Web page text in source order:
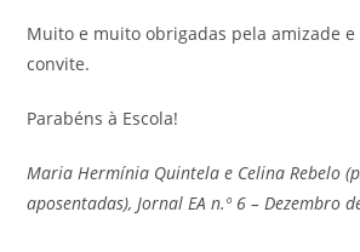
Muito e muito obrigadas pela amizade
convite.
Parabéns à Escola!
Maria Hermínia Quintela e Celina Rebelo
aposentadas), Jornal EA n.º 6 – Dezembro